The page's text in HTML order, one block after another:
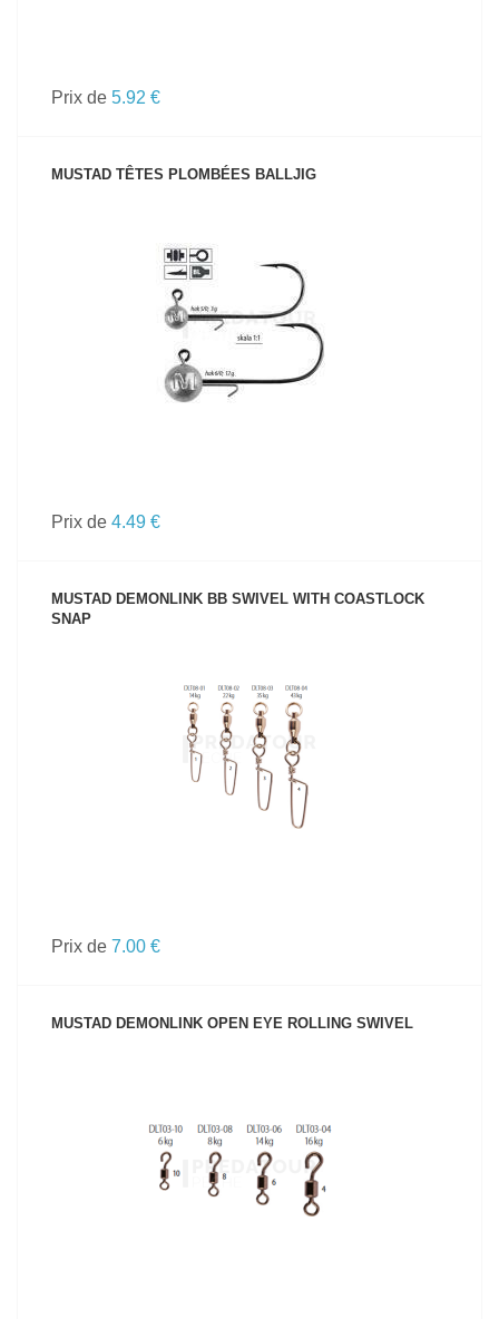
Prix de 5.92 €
MUSTAD TÊTES PLOMBÉES BALLJIG
VOIR LE PRODUIT
Prix de 4.49 €
MUSTAD DEMONLINK BB SWIVEL WITH COASTLOCK
SNAP
VOIR LE PRODUIT
Prix de 7.00 €
MUSTAD DEMONLINK OPEN EYE ROLLING SWIVEL
VOIR LE PRODUIT